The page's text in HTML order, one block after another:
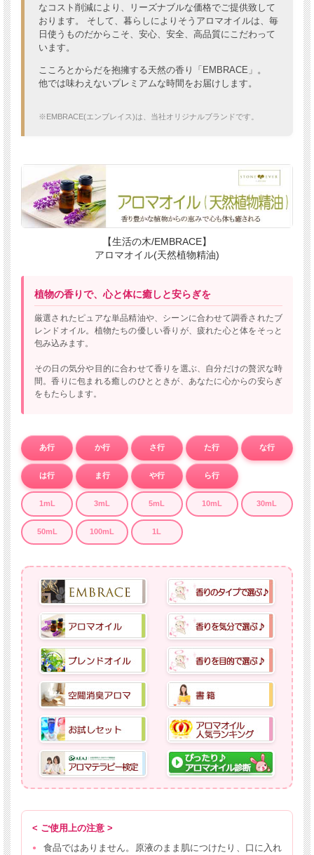
なコスト削減により、リーズナブルな価格でご提供致して
おります。 そして、暮らしによりそうアロマオイルは、毎
日使うものだからこそ、安心、安全、高品質にこだわって
います。
こころとからだを抱擁する天然の香り「EMBRACE」。
他では味わえないプレミアムな時間をお届けします。
※EMBRACE(エンブレイス)は、当社オリジナルブランドです。
【生活の木/EMBRACE】
アロマオイル(天然植物精油)
植物の香りで、心と体に癒しと安らぎを
厳選されたピュアな単品精油や、シーンに合わせて調香されたブ
レンドオイル。植物たちの優しい香りが、疲れた心と体をそっと
包み込みます。
その日の気分や目的に合わせて香りを選ぶ、自分だけの贅沢な時
間。香りに包まれる癒しのひとときが、あなたに心からの安らぎ
をもたらします。
あ行 か行 さ行 た行 な行
は行 ま行 や行 ら行
1mL 3mL 5mL 10mL 30mL
50mL 100mL 1L
< ご使用上の注意 >
食品ではありません。原液のまま肌につけたり、口に入れ